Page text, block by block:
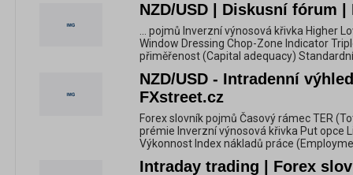
NZD/USD | Diskusní fórum |
... pojmů Inverzní výnosová křivka Higher
Window Dressing Chop-Zone Indicator
přiměřenost (Capital adequacy)
NZD/USD - Intradenní
FXstreet.cz
Forex slovník pojmů Časový rámec TER
prémie Inverzní výnosová křivka Put opce
Výkonnost Index nákladů práce
Intraday trading | Forex